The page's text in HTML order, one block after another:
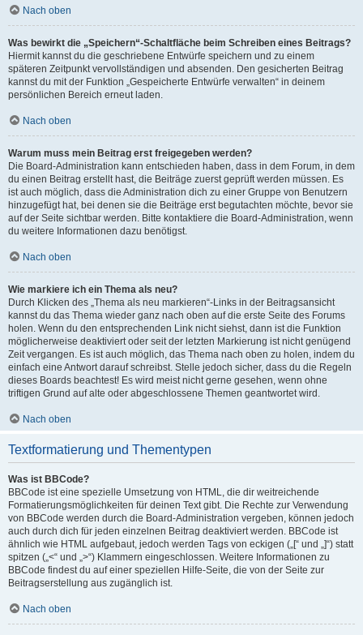
Nach oben
Was bewirkt die „Speichern“-Schaltfläche beim Schreiben eines Beitrags?
Hiermit kannst du die geschriebene Entwürfe speichern und zu einem
späteren Zeitpunkt vervollständigen und absenden. Den gesicherten Beitrag
kannst du mit der Funktion „Gespeicherte Entwürfe verwalten“ in deinem
persönlichen Bereich erneut laden.
Nach oben
Warum muss mein Beitrag erst freigegeben werden?
Die Board-Administration kann entschieden haben, dass in dem Forum, in dem
du einen Beitrag erstellt hast, die Beiträge zuerst geprüft werden müssen. Es
ist auch möglich, dass die Administration dich zu einer Gruppe von Benutzern
hinzugefügt hat, bei denen sie die Beiträge erst begutachten möchte, bevor sie
auf der Seite sichtbar werden. Bitte kontaktiere die Board-Administration, wenn
du weitere Informationen dazu benötigst.
Nach oben
Wie markiere ich ein Thema als neu?
Durch Klicken des „Thema als neu markieren“-Links in der Beitragsansicht
kannst du das Thema wieder ganz nach oben auf die erste Seite des Forums
holen. Wenn du den entsprechenden Link nicht siehst, dann ist die Funktion
möglicherweise deaktiviert oder seit der letzten Markierung ist nicht genügend
Zeit vergangen. Es ist auch möglich, das Thema nach oben zu holen, indem du
einfach eine Antwort darauf schreibst. Stelle jedoch sicher, dass du die Regeln
dieses Boards beachtest! Es wird meist nicht gerne gesehen, wenn ohne
triftigen Grund auf alte oder abgeschlossene Themen geantwortet wird.
Nach oben
Textformatierung und Thementypen
Was ist BBCode?
BBCode ist eine spezielle Umsetzung von HTML, die dir weitreichende
Formatierungsmöglichkeiten für deinen Text gibt. Die Rechte zur Verwendung
von BBCode werden durch die Board-Administration vergeben, können jedoch
auch durch dich für jeden einzelnen Beitrag deaktiviert werden. BBCode ist
ähnlich wie HTML aufgebaut, jedoch werden Tags von eckigen („[“ und „]“) statt
spitzen („<“ und „>“) Klammern eingeschlossen. Weitere Informationen zu
BBCode findest du auf einer speziellen Hilfe-Seite, die von der Seite zur
Beitragserstellung aus zugänglich ist.
Nach oben